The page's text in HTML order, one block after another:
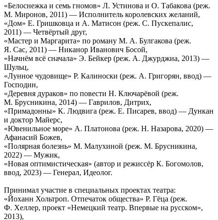
«Белоснежка и семь гномов» Л. Устинова и О. Табакова (реж.
М. Миронов, 2011) — Исполнитель королевских желаний,
«Дом» Е. Гришковца и А. Матисон (реж. С. Пускепалис,
2011) — Четвёртый друг,
«Мастер и Маргарита» по роману М. А. Булгакова (реж.
Я. Сас, 2011) — Никанор Иванович Босой,
«Начнём всё сначала» Э. Бейкер (реж. А. Джурджиа, 2013) —
Шульц,
«Лунное чудовище» Р. Калиноски (реж. А. Григорян, ввод) —
Господин,
«Деревня дураков» по повести Н. Ключарёвой (реж.
М. Брусникина, 2014) — Гаврилов, Дитрих,
«Примадонны» К. Людвига (реж. Е. Писарев, ввод) — Дункан
и доктор Майерс,
«Ювенильное море» А. Платонова (реж. Н. Назарова, 2020) —
Афанасий Божев,
«Полярная болезнь» М. Малухиной (реж. М. Брусникина,
2022) — Мужик,
«Новая оптимистическая» (автор и режиссёр К. Богомолов,
ввод, 2023) — Генерал, Идеолог.
Принимал участие в специальных проектах театра:
«Йоханн Хольтроп. Отпечаток общества» Р. Гёца (реж.
Ф. Хеллер, проект «Немецкий театр. Впервые на русском»,
2013),